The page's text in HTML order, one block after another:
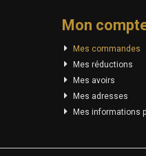
Mon
Mes commandes
Mes réductions
Mes avoirs
Mes adresses
Mes informations